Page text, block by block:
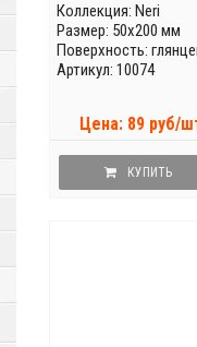
Коллекция: Neri
Размер: 50x200 мм
Поверхность:
Артикул: 10074
Цена: 89 руб/
КУПИТЬ